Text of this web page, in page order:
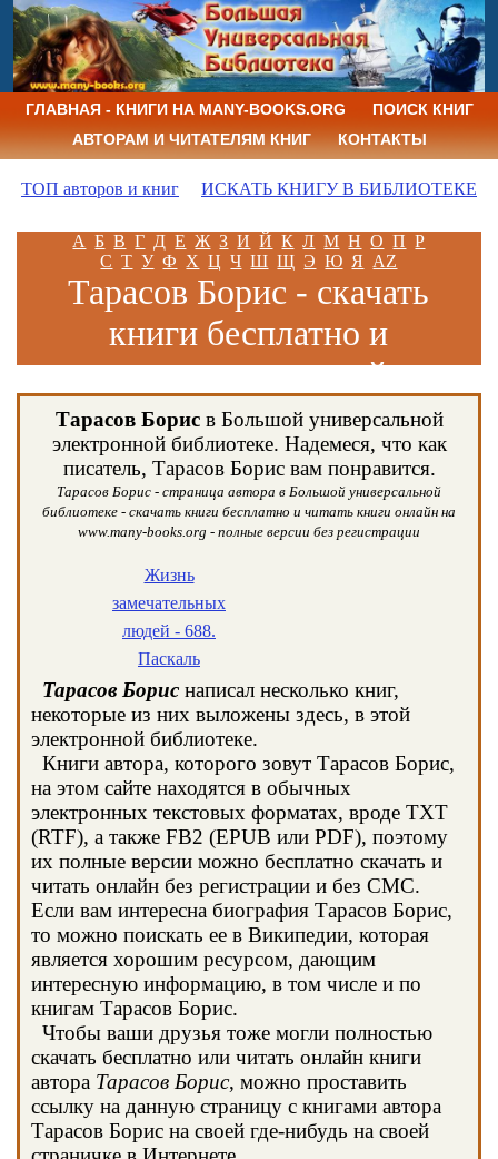
ГЛАВНАЯ - КНИГИ НА MANY-BOOKS.ORG
ПОИСК КНИГ
АВТОРАМ И ЧИТАТЕЛЯМ КНИГ
КОНТАКТЫ
ТОП авторов и книг ИСКАТЬ КНИГУ В БИБЛИОТЕКЕ
А Б В Г Д Е Ж З И Й К Л М Н О П Р
С Т У Ф Х Ц Ч Ш Щ Э Ю Я AZ
Тарасов Борис - скачать
книги бесплатно и
читать книги онлайн
Тарасов Борисв Большой универсальной
электронной библиотеке. Надемеся, что как
писатель, Тарасов Борис вам понравится.
Тарасов Борис - страница автора в Большой универсальной
библиотеке - скачать книги бесплатно и читать книги онлайн на
www.many-books.org - полные версии без регистрации
Жизнь
замечательных
людей - 688.
Паскаль
Тарасов Борис написал несколько книг,
некоторые из них выложены здесь, в этой
электронной библиотеке.
Книги автора, которого зовут Тарасов Борис,
на этом сайте находятся в обычных
электронных текстовых форматах, вроде TXT
(RTF), а также FB2 (EPUB или PDF), поэтому
их полные версии можно бесплатно скачать и
читать онлайн без регистрации и без СМС.
Если вам интересна биография Тарасов Борис,
то можно поискать ее в Википедии, которая
является хорошим ресурсом, дающим
интересную информацию, в том числе и по
книгам Тарасов Борис.
Чтобы ваши друзья тоже могли полностью
скачать бесплатно или читать онлайн книги
автора Тарасов Борис, можно проставить
ссылку на данную страницу с книгами автора
Тарасов Борис на своей где-нибудь на своей